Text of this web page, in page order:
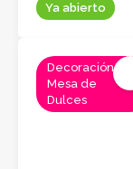
Ya abierto
Decoración,
Mesa de
Dulces